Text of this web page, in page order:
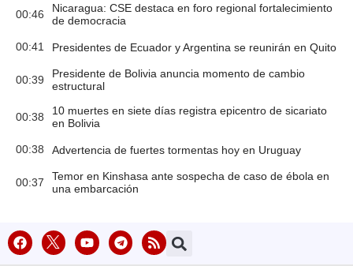
00:46
Nicaragua: CSE destaca en foro regional fortalecimiento
de democracia
00:41 Presidentes de Ecuador y Argentina se reunirán en Quito
00:39
Presidente de Bolivia anuncia momento de cambio
estructural
00:38
10 muertes en siete días registra epicentro de sicariato
en Bolivia
00:38 Advertencia de fuertes tormentas hoy en Uruguay
00:37
Temor en Kinshasa ante sospecha de caso de ébola en
una embarcación